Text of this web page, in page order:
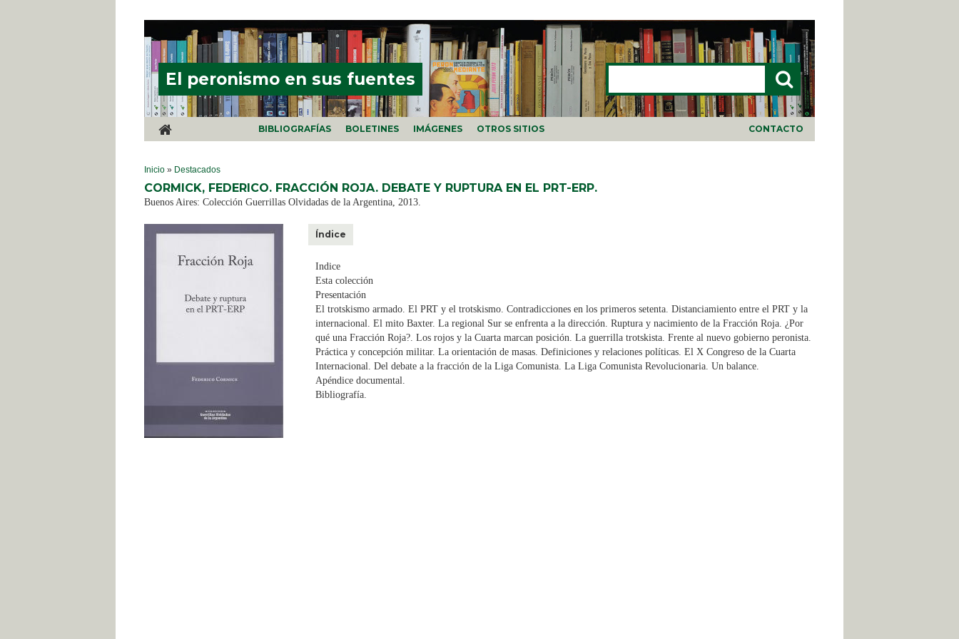
El peronismo en sus fuentes
Buscar
BIBLIOGRAFÍAS BOLETINES IMÁGENES OTROS SITIOS CONTACTO
SE ENCUENTRA USTED AQUÍ
Inicio » Destacados
CORMICK, FEDERICO. FRACCIÓN ROJA. DEBATE Y RUPTURA EN EL PRT-ERP.
Buenos Aires: Colección Guerrillas Olvidadas de la Argentina, 2013.
Índice
Indice
Esta colección
Presentación
El trotskismo armado. El PRT y el trotskismo. Contradicciones en los primeros setenta. Distanciamiento entre el PRT y la
internacional. El mito Baxter. La regional Sur se enfrenta a la dirección. Ruptura y nacimiento de la Fracción Roja. ¿Por
qué una Fracción Roja?. Los rojos y la Cuarta marcan posición. La guerrilla trotskista. Frente al nuevo gobierno peronista.
Práctica y concepción militar. La orientación de masas. Definiciones y relaciones políticas. El X Congreso de la Cuarta
Internacional. Del debate a la fracción de la Liga Comunista. La Liga Comunista Revolucionaria. Un balance.
Apéndice documental.
Bibliografía.